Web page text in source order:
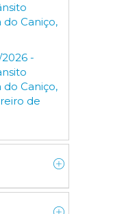
Caniço,
-
Caniço,
de